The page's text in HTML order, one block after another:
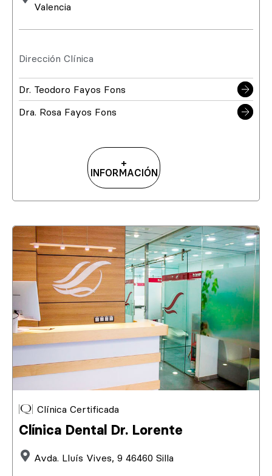
Valencia
Dirección Clínica
Dr. Teodoro Fayos Fons
Dra. Rosa Fayos Fons
+
INFORMACIÓN
Clínica Certificada
Clínica Dental Dr. Lorente
Avda. Lluís Vives, 9 46460 Silla